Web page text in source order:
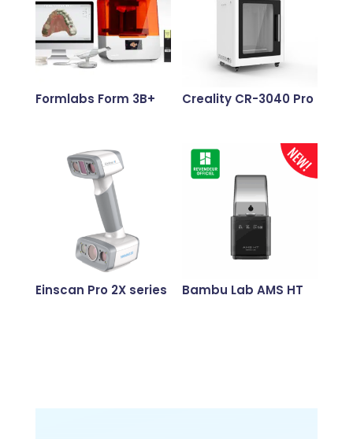
Formlabs Form 3B+ Creality CR-3040 Pro
Einscan Pro 2X series Bambu Lab AMS HT